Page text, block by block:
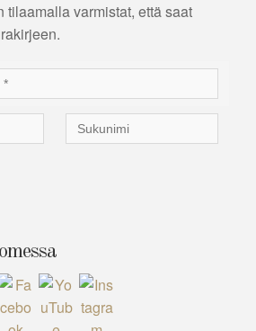
tilaamalla varmistat, että saat